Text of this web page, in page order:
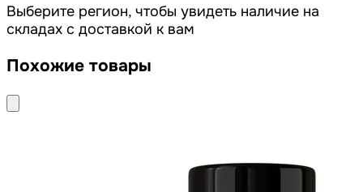
Выберите регион, чтобы увидеть наличие на
складах с доставкой к вам
Похожие товары